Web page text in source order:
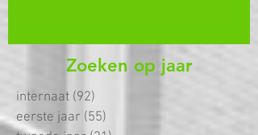
Zoeken op jaar